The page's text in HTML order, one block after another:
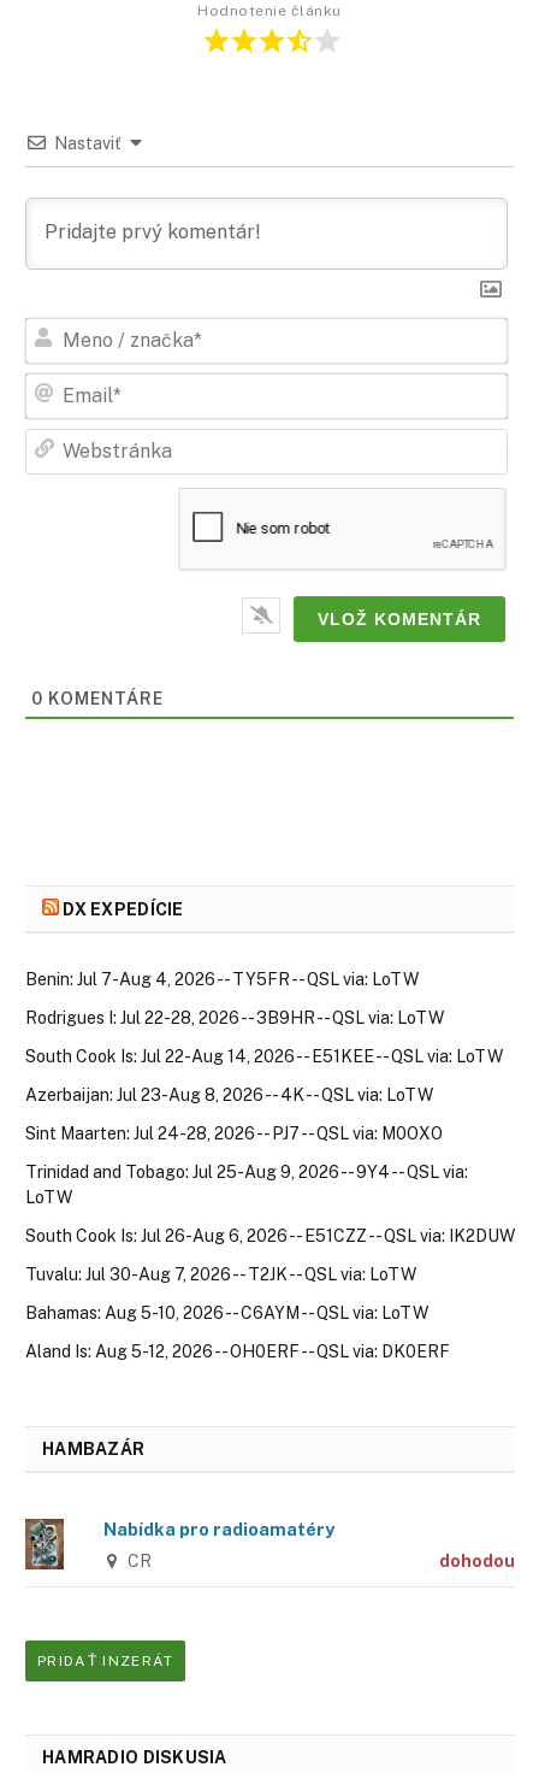
Hodnotenie článku
Nastaviť
0 KOMENTÁRE
DX EXPEDÍCIE
Benin: Jul 7-Aug 4, 2026 -- TY5FR -- QSL via: LoTW
Rodrigues I: Jul 22-28, 2026 -- 3B9HR -- QSL via: LoTW
South Cook Is: Jul 22-Aug 14, 2026 -- E51KEE -- QSL via: LoTW
Azerbaijan: Jul 23-Aug 8, 2026 -- 4K -- QSL via: LoTW
Sint Maarten: Jul 24-28, 2026 -- PJ7 -- QSL via: M0OXO
Trinidad and Tobago: Jul 25-Aug 9, 2026 -- 9Y4 -- QSL via:
LoTW
South Cook Is: Jul 26-Aug 6, 2026 -- E51CZZ -- QSL via: IK2DUW
Tuvalu: Jul 30-Aug 7, 2026 -- T2JK -- QSL via: LoTW
Bahamas: Aug 5-10, 2026 -- C6AYM -- QSL via: LoTW
Aland Is: Aug 5-12, 2026 -- OH0ERF -- QSL via: DK0ERF
HAMBAZÁR
Nabídka pro radioamatéry
CR dohodou
PRIDAŤ INZERÁT
HAMRADIO DISKUSIA